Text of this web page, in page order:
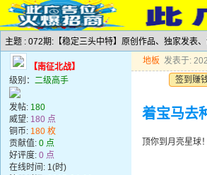
主题 : 072期:【稳定三头中特】原创作品、独家发表
【南征北战】
级别： 二级高手
发帖: 180
威望: 180 点
铜币: 180 枚
贡献值: 0 点
好评度: 0 点
在线时间: 1(时)
地板 发表于:
签到赚
着宝马去
顶你到月亮星球